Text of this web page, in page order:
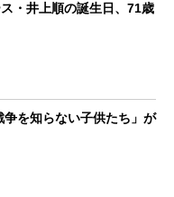
・井上順の誕生日、71歳
を知らない子供たち」が